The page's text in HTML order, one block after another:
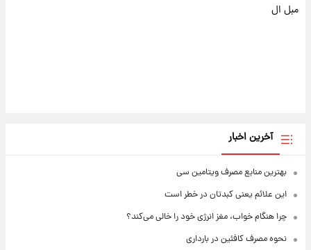
مبل ال
آخرین اخبار
بهترین منابع مصرف ویتامین سی
این علائم یعنی کبدتان در خطر است
چرا هنگام خواب، مغز انرژی خود را خالی می‌کند؟
نحوه مصرف کافئین در بارداری